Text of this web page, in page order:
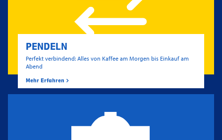
PENDELN
Perfekt verbindend: Alles von Kaffee am Morgen bis Einkauf am
Abend
Mehr Erfahren